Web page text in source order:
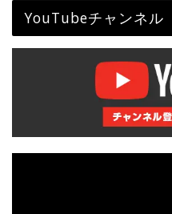
YouTubeチャンネル